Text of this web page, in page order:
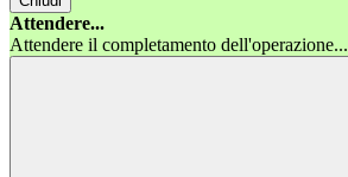
Attendere...
Attendere il completamento dell'operazione...